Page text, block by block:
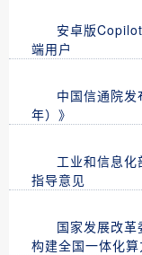
安卓版
端用户
中国信通院
年）》
工业和信息
指导意见
国家发展改革
构建全国一体化